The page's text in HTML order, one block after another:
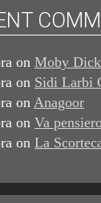
on Moby
on Sidi Larbi
on Anagoor
on Va
on La